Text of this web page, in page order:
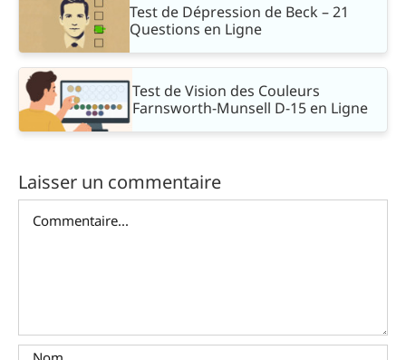
Test de Dépression de Beck – 21
Questions en Ligne
Test de Vision des Couleurs
Farnsworth-Munsell D-15 en Ligne
Laisser un commentaire